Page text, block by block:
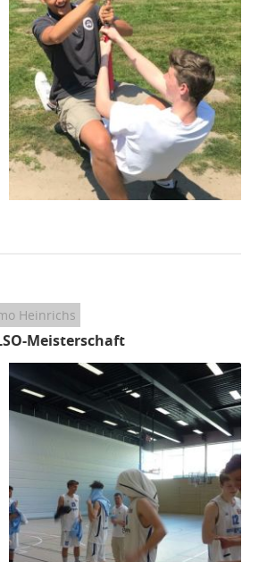
Heinrichs
Meisterschaft